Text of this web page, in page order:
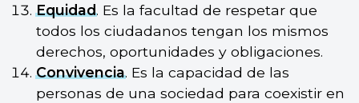
Equidad. Es la facultad de respetar que
todos los ciudadanos tengan los mismos
derechos, oportunidades y obligaciones.
Convivencia. Es la capacidad de las
personas de una sociedad para coexistir en